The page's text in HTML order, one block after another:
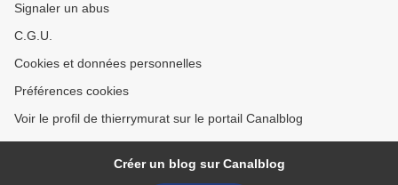
Signaler un abus
C.G.U.
Cookies et données personnelles
Préférences cookies
Voir le profil de thierrymurat sur le portail Canalblog
Créer un blog sur Canalblog